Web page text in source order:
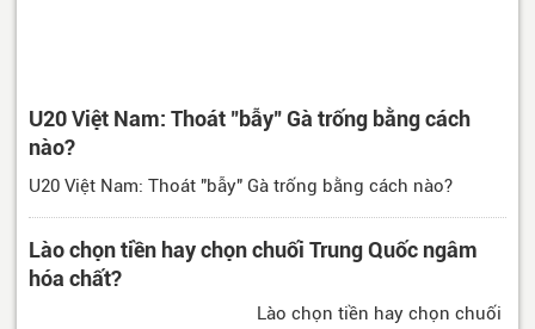
U20 Việt Nam: Thoát "bẫy" Gà trống bằng cách
nào?
U20 Việt Nam: Thoát "bẫy" Gà trống bằng cách nào?
Lào chọn tiền hay chọn chuối Trung Quốc ngâm
hóa chất?
Lào chọn tiền hay chọn chuối